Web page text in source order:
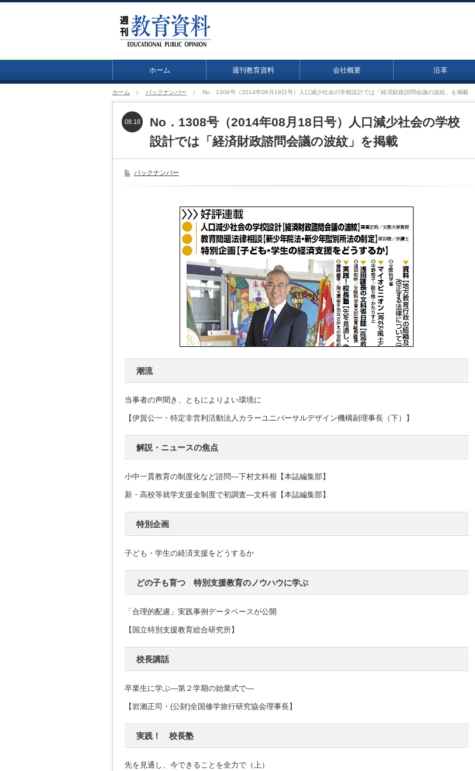
ホーム 週刊教育資料 会社概要 沿革
ホーム バックナンバー No．1308号（2014年08月18日号）人口減少社会の学校設計では「経済財政諮問会議の波紋」を掲載
No．1308号（2014年08月18日号）人口減少社会の学校
設計では「経済財政諮問会議の波紋」を掲載
08.18
バックナンバー
潮流
当事者の声聞き、ともによりよい環境に
【伊賀公一・特定非営利活動法人カラーユニバーサルデザイン機構副理事長（下）】
解説・ニュースの焦点
小中一貫教育の制度化など諮問―下村文科相【本誌編集部】
新・高校等就学支援金制度で初調査―文科省【本誌編集部】
特別企画
子ども・学生の経済支援をどうするか
どの子も育つ 特別支援教育のノウハウに学ぶ
「合理的配慮」実践事例データベースが公開
【国立特別支援教育総合研究所】
校長講話
卒業生に学ぶ―第２学期の始業式で―
【岩瀨正司・(公財)全国修学旅行研究協会理事長】
実践！ 校長塾
先を見通し、今できることを全力で（上）